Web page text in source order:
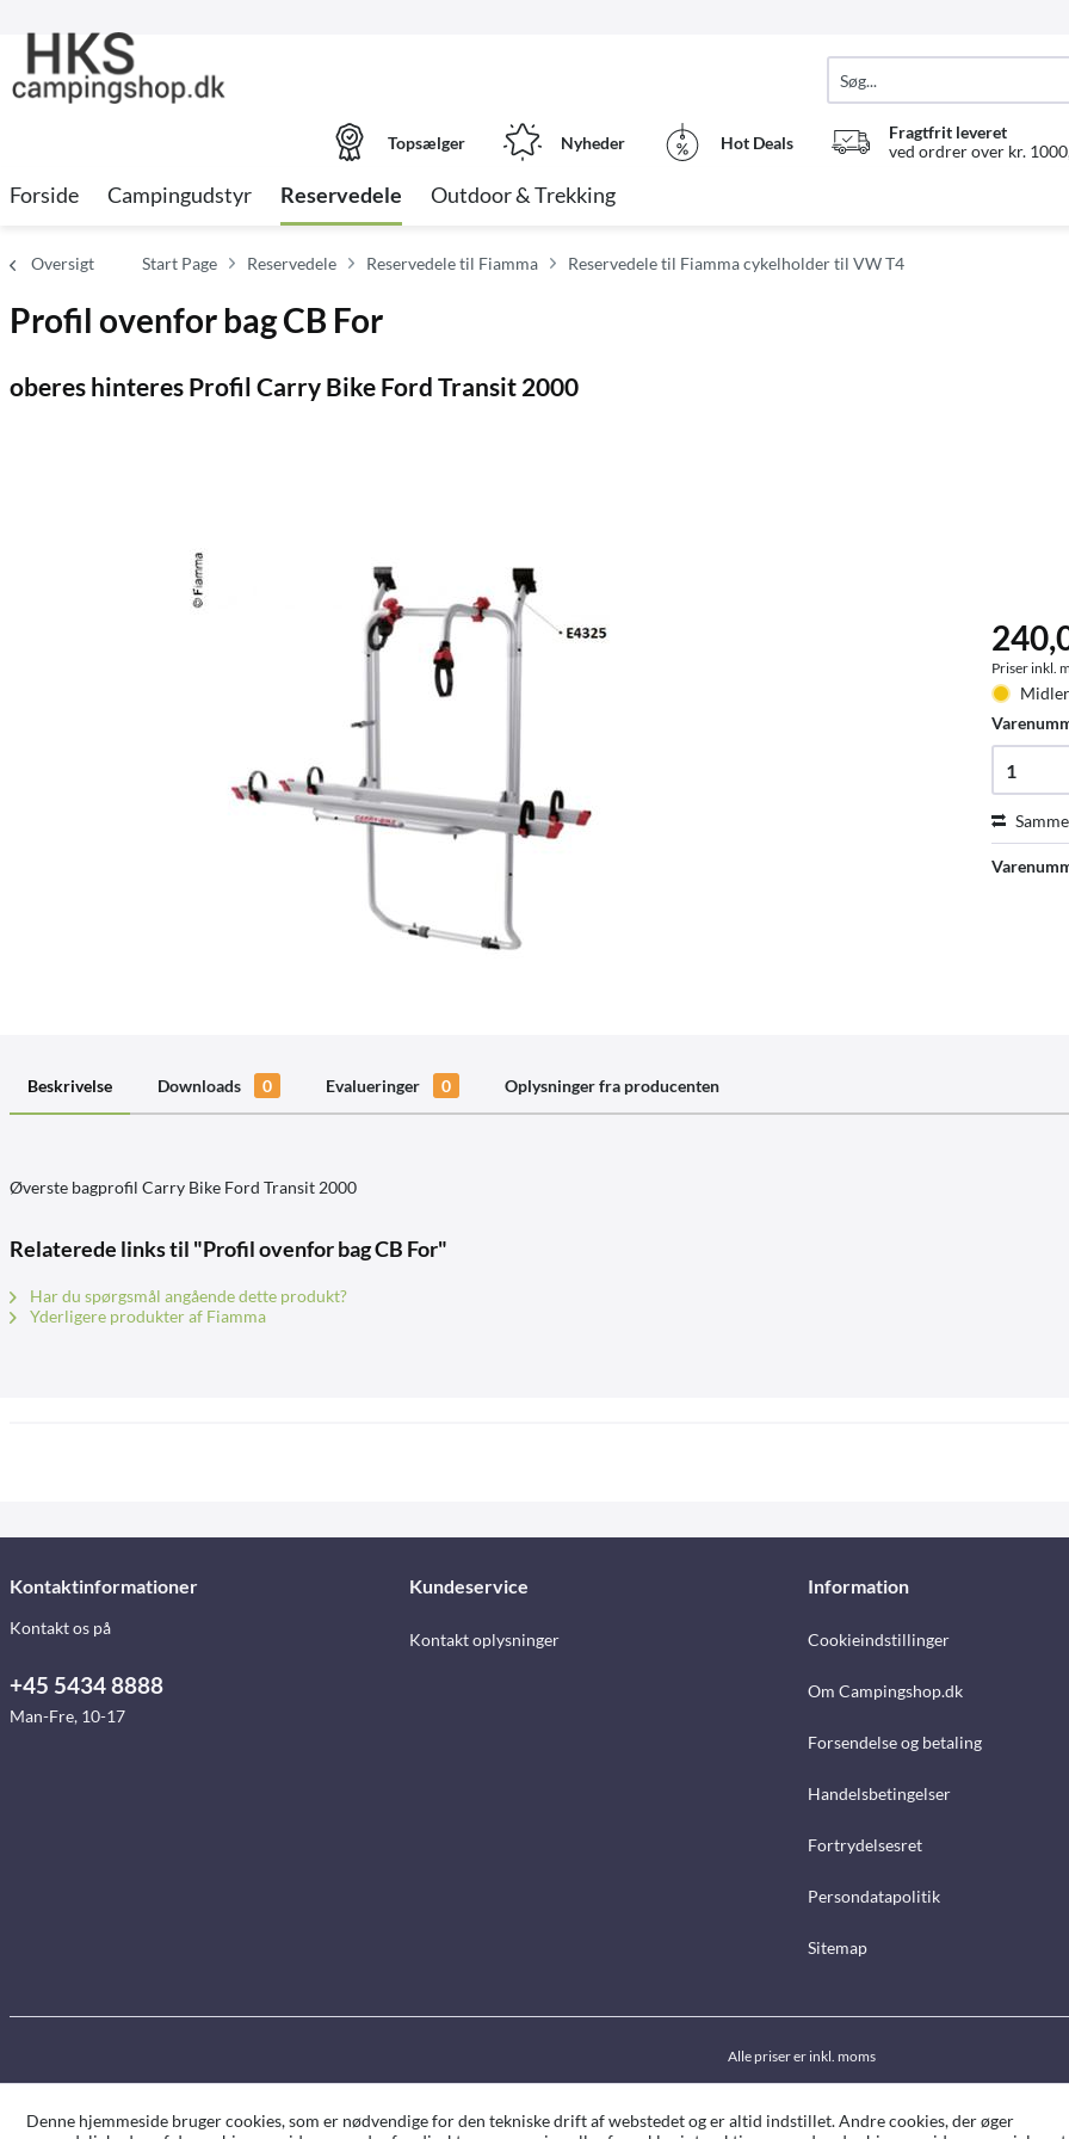
Topsælger Nyheder Hot Deals
Fragtfrit leveret
ved ordrer over kr.
Forside Campingudstyr Reservedele Outdoor & Trekking
Oversigt Start Page Reservedele Reservedele til Fiamma Reservedele til Fiamma cykelholder til VW T4
Profil ovenfor bag CB For
oberes hinteres Profil Carry Bike Ford Transit 2000
Priser inkl.
Beskrivelse Downloads 0 Evalueringer 0 Oplysninger fra producenten
Øverste bagprofil Carry Bike Ford Transit 2000
Relaterede links til "Profil ovenfor bag CB For"
Har du spørgsmål angående dette produkt?
Yderligere produkter af Fiamma
Kontaktinformationer
Kontakt os på
+45 5434 8888
Man-Fre, 10-17
Kundeservice
Kontakt oplysninger
Information
Cookieindstillinger
Om Campingshop.dk
Forsendelse og betaling
Handelsbetingelser
Fortrydelsesret
Persondatapolitik
Sitemap
Alle priser er inkl. moms
Denne hjemmeside bruger cookies, som er nødvendige for den tekniske drift af webstedet og er altid indstillet. Andre cookies, der øger